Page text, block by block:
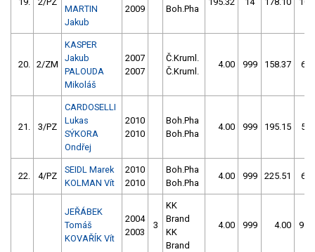
MARTIN
Jakub
2009
Boh.Pha
20. 2/ZM
KASPER
Jakub
PALOUDA
Mikoláš
2007
2007
Č.Kruml.
Č.Kruml.
4.00 999 158.37 60
21. 3/PZ
CARDOSELLI
Lukas
SÝKORA
Ondřej
2010
2010
Boh.Pha
Boh.Pha
4.00 999 195.15 58
22. 4/PZ
SEIDL Marek
KOLMAN Vít
2010
2010
Boh.Pha
Boh.Pha
4.00 999 225.51 60
JEŘÁBEK
Tomáš
KOVAŘÍK Vít
2004
2003
3
KK
Brand
KK
Brand
4.00 999 4.00 999